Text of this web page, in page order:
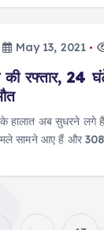
May 13, 2021
की रफ्तार,
के हालात अब सुधरने लगे
सामने आए हैं और 308